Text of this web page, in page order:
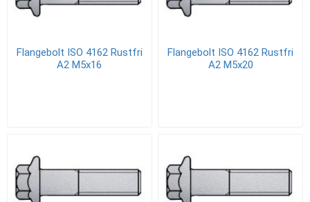
Flangebolt ISO 4162 Rustfri
A2 M5x16
Flangebolt ISO 4162 Rustfri
A2 M5x20